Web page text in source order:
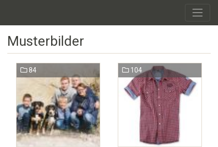
Musterbilder
84 104